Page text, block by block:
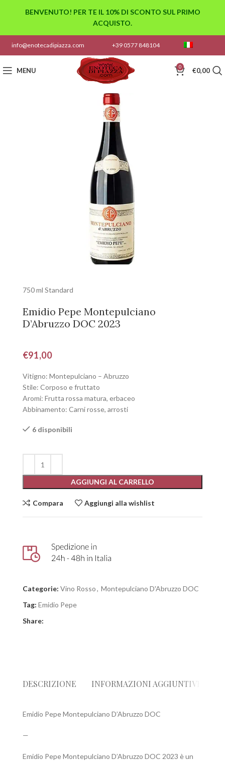
info@enotecadipiazza.com +39 0577 848104
MENU 0 €0,00
750 ml Standard
Emidio Pepe Montepulciano
D’Abruzzo DOC 2023
€91,00
Vitigno: Montepulciano – Abruzzo
Stile: Corposo e fruttato
Aromi: Frutta rossa matura, erbaceo
Abbinamento: Carni rosse, arrosti
6 disponibili
AGGIUNGI AL CARRELLO
Compara Aggiungi alla wishlist
Categorie: Vino Rosso, Montepulciano D'Abruzzo DOC
Tag: Emidio Pepe
Share:
DESCRIZIONE INFORMAZIONI AGGIUNTIVE
Emidio Pepe Montepulciano D’Abruzzo DOC
—
Emidio Pepe Montepulciano D’Abruzzo DOC 2023 è un
BENVENUTO! PER TE IL 10% DI SCONTO SUL PRIMO
ACQUISTO.